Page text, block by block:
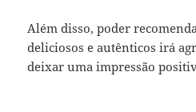
Além disso, poder
deliciosos e autênticos irá
deixar uma impressão